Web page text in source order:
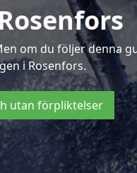
om du följer denna
i Rosenfors.
utan förpliktelser